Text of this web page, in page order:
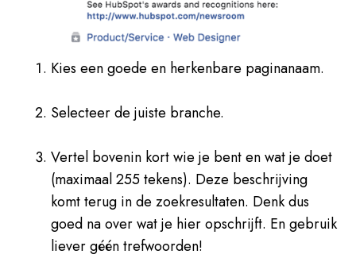
Kies een goede en herkenbare paginanaam.
Selecteer de juiste branche.
Vertel bovenin kort wie je bent en wat je doet
(maximaal 255 tekens). Deze beschrijving
komt terug in de zoekresultaten. Denk dus
goed na over wat je hier opschrijft. En gebruik
liever géén trefwoorden!